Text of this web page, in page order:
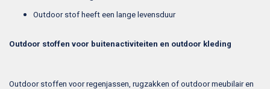
Outdoor stof heeft een lange levensduur
Outdoor stoffen voor buitenactiviteiten en outdoor kleding
Outdoor stoffen voor regenjassen, rugzakken of outdoor meubilair en